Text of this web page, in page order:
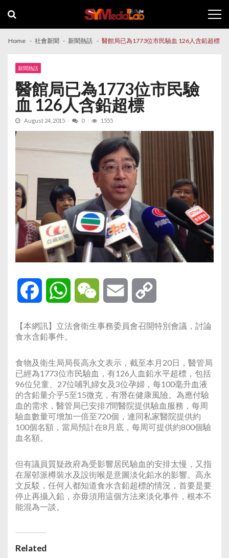
navigation
content
Home 社會新聞 新聞熱話 醫館局已為1773位市民驗血 126人含鉛超標
新聞熱話
醫館局已為1773位市民驗
血 126人含鉛超標
August 24, 2015 0 1555
Facebook WhatsAppWeChat Email
【本網訊】立法會衛生事務委員會召開特別會議，討論
食水含鉛事件。
食物及衛生局局長高永文表示，截至本月20日，醫管局
已經為1773位市民驗血，有126人血鉛水平超標，包括
96位兒童、27位哺乳婦女及3位孕婦，每100毫升血液
的含鉛量介乎5至15微克，有潛在健康風險。為應付驗
血的需求，醫管局已安排7間醫院提供驗血服務，每周
驗血數量可增加一倍至720個，連同私家醫院提供約
100個名額，當局預計在8月底，每周可提供約800個驗
血名額。
但有議員質疑政府為受影響居民驗血的安排太慢，又指
在屋邨派樽裝水及設街喉是意圖淡化鉛水的影響。高永
文反駁，任何人都知道食水含鉛超標的情況，首要是要
停止再攝入鉛，亦毋須用這個方法來淡化事件，根本不
能混為一談。
Related